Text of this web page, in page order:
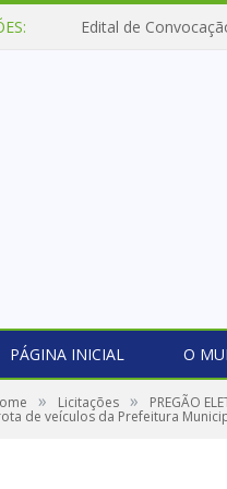
Edital de
PÁGINA INICIAL O
» Licitações » PREGÃO
de veículos da Prefeitura